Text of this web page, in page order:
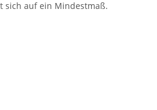
sich auf ein Mindestmaß.